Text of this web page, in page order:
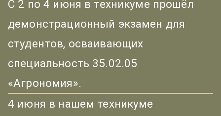
С 2 по 4 июня в техникуме прошёл
демонстрационный экзамен для
студентов, осваивающих
специальность 35.02.05
«Агрономия».
4 июня в нашем техникуме